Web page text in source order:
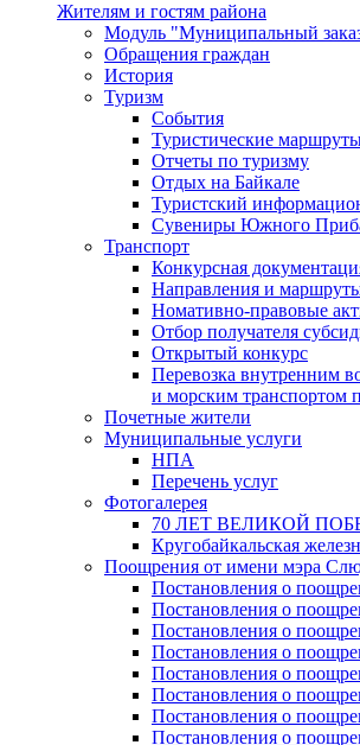
Жителям и гостям района
Модуль "Муниципальный
Обращения граждан
История
Туризм
События
Туристические
Отчеты по туризму
Отдых на Байкале
Туристский
Сувениры Южного
Транспорт
Конкурсная
Направления и
Номативно-правовые
Отбор получателя
Открытый конкурс
Перевозка внутренним
и морским транспортом
Почетные жители
Муниципальные услуги
НПА
Перечень услуг
Фотогалерея
70 ЛЕТ ВЕЛИКОЙ
Кругобайкальская
Поощрения от имени мэра
Постановления о
Постановления о
Постановления о
Постановления о
Постановления о
Постановления о
Постановления о
Постановления о